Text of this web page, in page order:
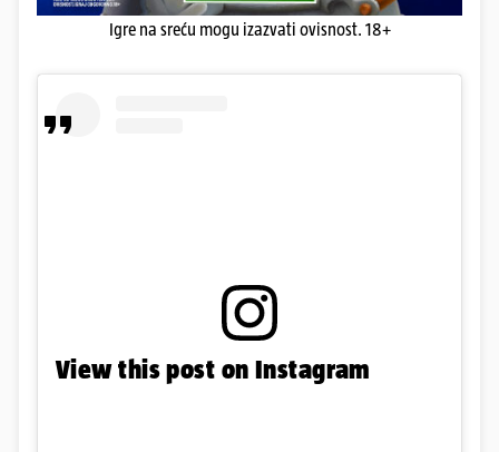
Igre na sreću mogu izazvati ovisnost. 18+
View this post on Instagram